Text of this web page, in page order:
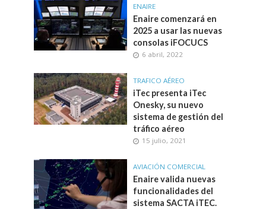
ENAIRE
Enaire comenzará en
2025 a usar las nuevas
consolas iFOCUCS
6 abril, 2022
TRAFICO AÉREO
iTec presenta iTec
Onesky, su nuevo
sistema de gestión del
tráfico aéreo
15 julio, 2021
AVIACIÓN COMERCIAL
Enaire valida nuevas
funcionalidades del
sistema SACTA iTEC.